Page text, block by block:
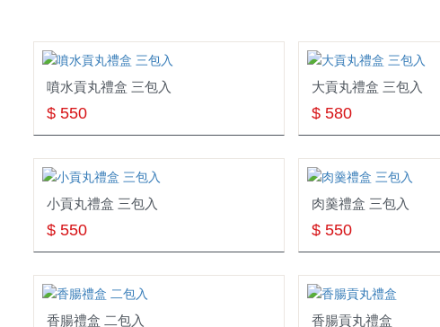
噴水貢丸禮盒 三包入
$ 550
大貢丸禮盒 三包入
$ 580
小貢丸禮盒 三包入
$ 550
肉羹禮盒 三包入
$ 550
香腸禮盒 二包入 香腸貢丸禮盒